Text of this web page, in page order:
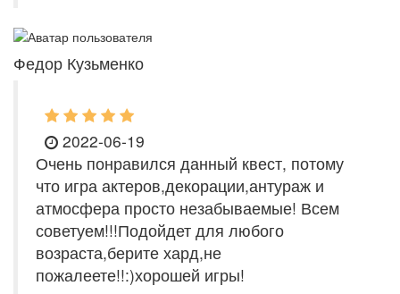
Федор Кузьменко
2022-06-19
Очень понравился данный квест, потому
что игра актеров,декорации,антураж и
атмосфера просто незабываемые! Всем
советуем!!!Подойдет для любого
возраста,берите хард,не
пожалеете!!:)хорошей игры!